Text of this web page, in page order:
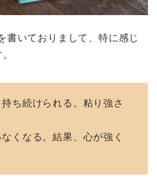
書いておりまして、特に感じ
ち続けられる。粘り強さ
くなる。結果、心が強く